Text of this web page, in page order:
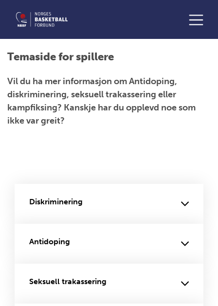
Temaside for spillere
Vil du ha mer informasjon om Antidoping,
diskriminering, seksuell trakassering eller
kampfiksing? Kanskje har du opplevd noe som
ikke var greit?
Diskriminering
Antidoping
Seksuell trakassering